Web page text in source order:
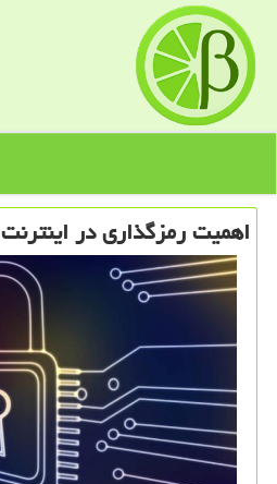
اهمیت رمزگذاری در اینترنت